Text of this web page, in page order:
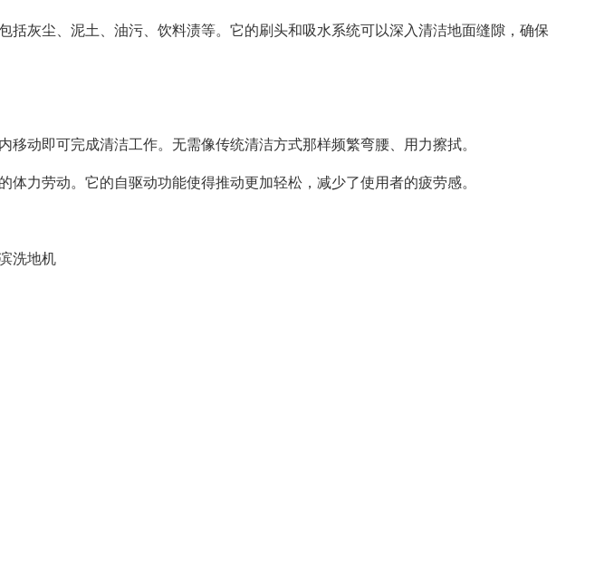
灰尘、泥土、油污、饮料渍等。它的刷头和吸水系统可以深入清洁地面缝隙，确保
即可完成清洁工作。无需像传统清洁方式那样频繁弯腰、用力擦拭。
劳动。它的自驱动功能使得推动更加轻松，减少了使用者的疲劳感。